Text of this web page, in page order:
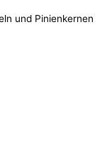
und Pinienkernen